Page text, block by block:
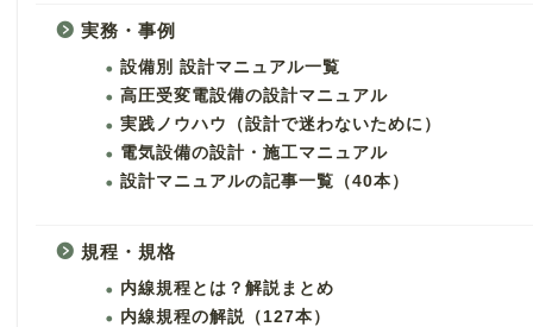
実務・事例
設備別 設計マニュアル一覧
高圧受変電設備の設計マニュアル
実践ノウハウ（設計で迷わないために）
電気設備の設計・施工マニュアル
設計マニュアルの記事一覧（40本）
規程・規格
内線規程とは？解説まとめ
内線規程の解説（127本）